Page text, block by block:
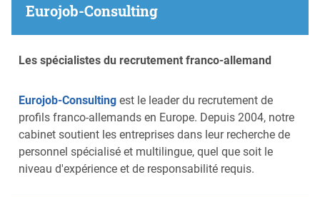
Eurojob-Consulting
Les spécialistes du recrutement franco-allemand
Eurojob-Consulting est le leader du recrutement de
profils franco-allemands en Europe. Depuis 2004, notre
cabinet soutient les entreprises dans leur recherche de
personnel spécialisé et multilingue, quel que soit le
niveau d'expérience et de responsabilité requis.